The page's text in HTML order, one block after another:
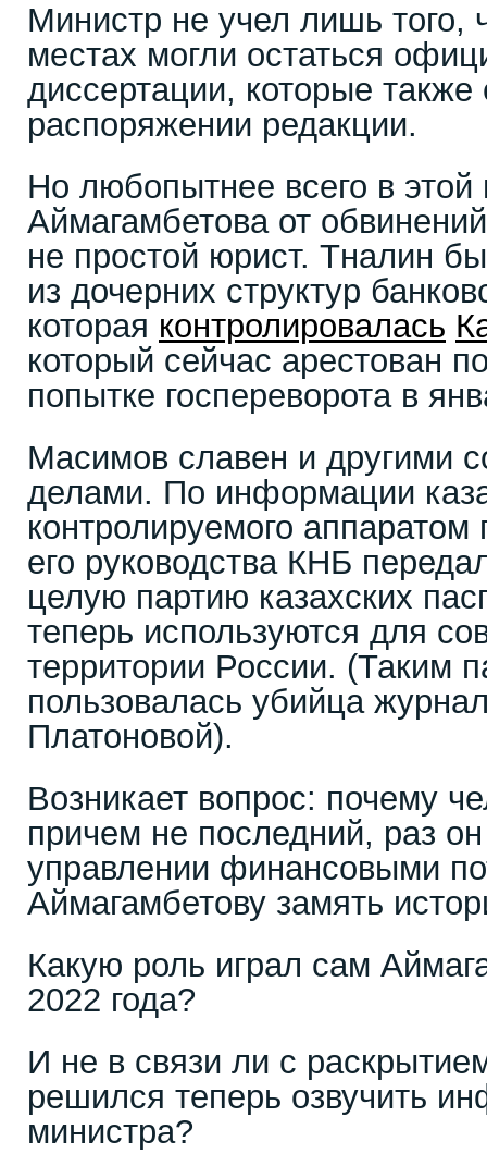
Министр не учел лишь
местах могли остаться
диссертации, которые также
распоряжении редакции.
Но любопытнее всего в этой
Аймагамбетова от
не простой юрист. Тналин
из дочерних структур
которая контролировалась
который сейчас арестован
попытке госпереворота в
Масимов славен и другими
делами. По информации
контролируемого
его руководства КНБ
целую партию казахских
теперь используются для
территории России. (Таким
пользовалась убийца
Платоновой).
Возникает вопрос: почему
причем не последний, раз
управлении финансовыми
Аймагамбетову замять
Какую роль играл сам
2022 года?
И не в связи ли с
решился теперь озвучить
министра?